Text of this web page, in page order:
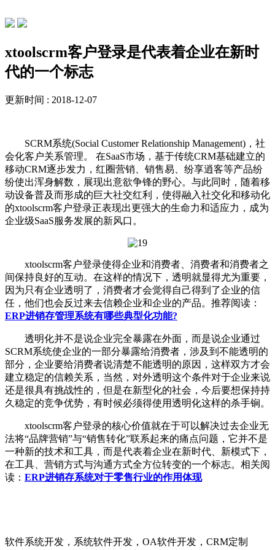
xtoolscrm客户登录是代表着企业在新时
代的一个标志
更新时间 : 2018-12-07
SCRM系统(Social Customer Relationship Management)，社
会化客户关系管理。 在SaaS市场，基于传统CRM基础建立的
移动CRM逐步发力，红圈营销、销售易、纷享逍客等产品纷
纷使出浑身解数，展现出意欲争锋的野心。与此同时，随着移
动设备普及而形成的巨大社交红利，使得融入社交化和移动化
的xtoolscrm客户登录正表现出更强大的生命力和适应力，成为
企业级SaaS服务发展的新风口。
xtoolscrm客户登录使得企业和消费者、消费者和消费者之
间保持良好的互动。在这样的情况下，透明就显得尤为重要，
因为只有企业透明了，消费者才会觉得自己得到了企业的信
任，他们也会反过来去信赖企业和企业的产品。推荐阅读：
ERP进销存管理系统有哪些典型化功能?
透明化并不是说企业完全暴露在外面，而是说企业通过
SCRM系统使企业的一部分暴露给消费者，涉及到不能透明的
部分，企业要给消费者说清楚不能透明的原因，这样双方才会
建立稳定的信赖关系，当然，对外透明这个条件对于企业来说
还是很具有挑战性的，但是在新型化的社会，今后要想保持持
久稳定的竞争优势，有时候必须得使用透明化这样的杀手锏。
xtoolscrm客户登录的核心价值就在于可以解决过去企业无
法将“品牌营销”与“销售转化”联系起来的痛点问题，它并不是
一种新的技术和工具，而是代表着企业在新时代、新模式下，
在工具、营销方式与沟通方式全方位转变的一个标志。相关阅
读： ERP进销存系统对于零售行业的作用体现
软件系统开发，系统软件开发，OA软件开发，CRM定制